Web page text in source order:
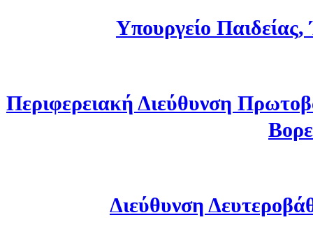
Υπουργείο
Περιφερειακή Διεύθυνση
Διεύθυνση